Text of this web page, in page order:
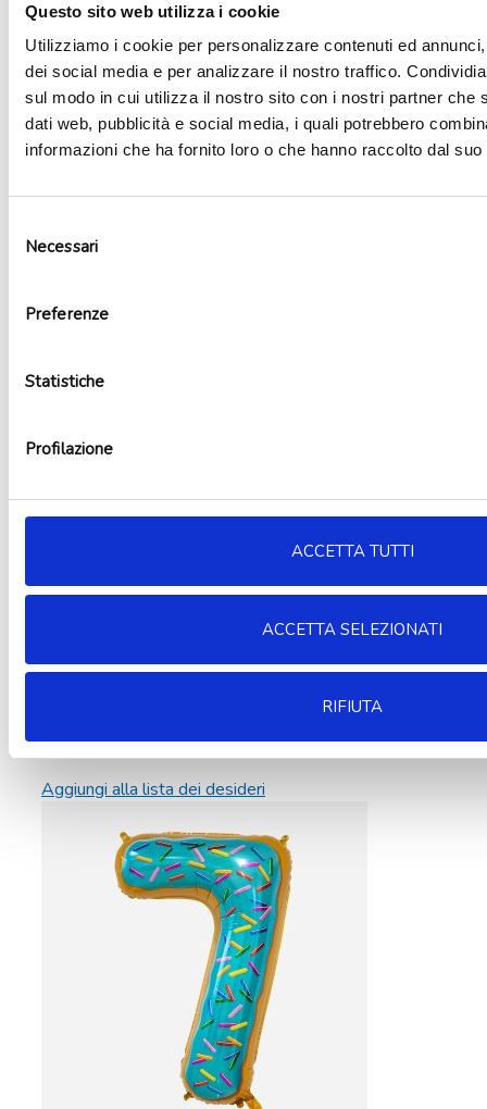
Questo sito web utilizza i cookie
Utilizziamo i cookie per personalizzare contenuti ed
dei social media e per analizzare il nostro traffico.
sul modo in cui utilizza il nostro sito con i nostri partner che
dati web, pubblicità e social media, i quali potrebbero
informazioni che ha fornito loro o che hanno raccolto dal
delNecessari
Preferenze
Statistiche
Profilazione
ACCETTA TUTTI
ACCETTA SELEZIONATI
RIFIUTA
Palloncino mylar fantasia numero 3
Aggiungi alla lista dei desideri